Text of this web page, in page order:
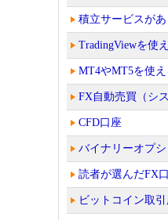
積立サービスが
TradingViewを使
MT4やMT5を使
FX自動売買（シ
CFD口座
バイナリーオプ
読者が選んだFX
ビットコイン取